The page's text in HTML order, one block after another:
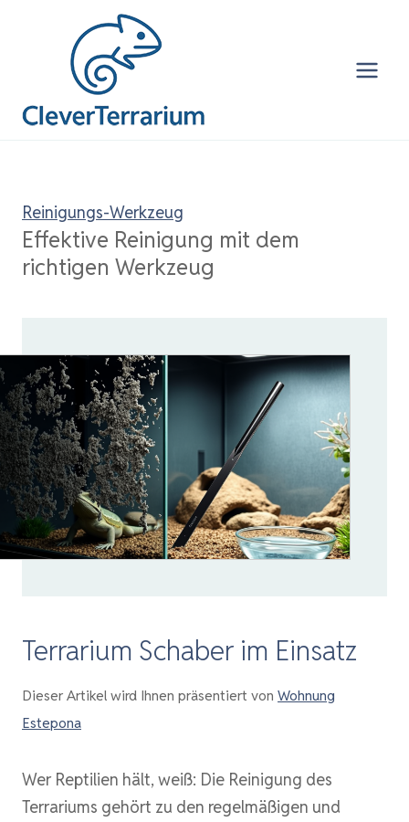
Reinigungs-Werkzeug
Effektive Reinigung mit dem
richtigen Werkzeug
Terrarium Schaber im Einsatz
Dieser Artikel wird Ihnen präsentiert von Wohnung
Estepona
Wer Reptilien hält, weiß: Die Reinigung des
Terrariums gehört zu den regelmäßigen und